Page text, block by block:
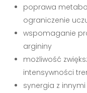
poprawa
ograniczenie
wspomaganie
argininy
możliwość
intensywności
synergia z